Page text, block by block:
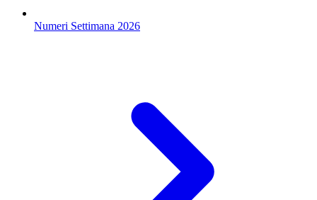
Numeri Settimana 2026